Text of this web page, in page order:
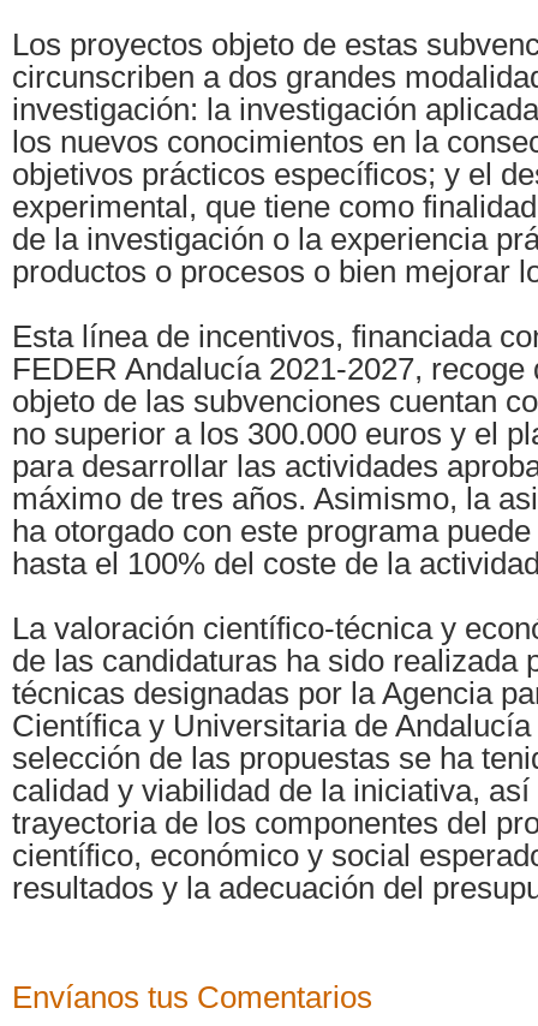
Los proyectos objeto de estas
circunscriben a dos grandes
investigación: la investigación
los nuevos conocimientos en la
objetivos prácticos específicos; y el
experimental, que tiene como
de la investigación o la experiencia
productos o procesos o bien mejorar
Esta línea de incentivos, financiada
FEDER Andalucía 2021-2027,
objeto de las subvenciones cuentan
no superior a los 300.000 euros y el
para desarrollar las actividades
máximo de tres años. Asimismo, la
ha otorgado con este programa
hasta el 100% del coste de la
La valoración científico-técnica y
de las candidaturas ha sido realizada
técnicas designadas por la Agencia
Científica y Universitaria de
selección de las propuestas se ha
calidad y viabilidad de la iniciativa,
trayectoria de los componentes del
científico, económico y social
resultados y la adecuación del
Envíanos tus Comentarios